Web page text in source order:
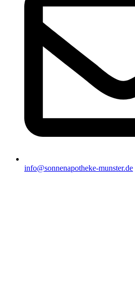
info@sonnenapotheke-munster.de